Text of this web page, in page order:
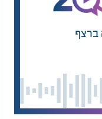
ברצף